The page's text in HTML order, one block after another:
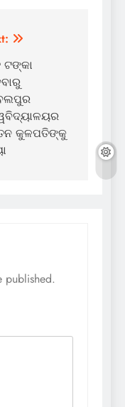
ଟଙ୍କା
କୁଳପତିଙ୍କୁ
published.